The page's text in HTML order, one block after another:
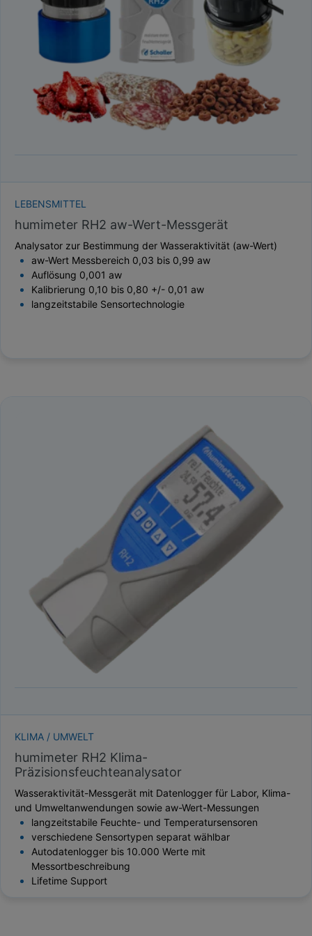
TAUPUNKT
GEWICHT / MASSE
LEBENSMITTEL
humimeter RH2 aw-Wert-Messgerät
Analysator zur Bestimmung der Wasseraktivität (aw-Wert)
aw-Wert Messbereich 0,03 bis 0,99 aw
Auflösung 0,001 aw
Kalibrierung 0,10 bis 0,80 +/- 0,01 aw
langzeitstabile Sensortechnologie
KLIMA / UMWELT
humimeter RH2 Klima-
Präzisionsfeuchteanalysator
Wasseraktivität-Messgerät mit Datenlogger für Labor, Klima-
und Umweltanwendungen sowie aw-Wert-Messungen
langzeitstabile Feuchte- und Temperatursensoren
verschiedene Sensortypen separat wählbar
Autodatenlogger bis 10.000 Werte mit
Messortbeschreibung
Lifetime Support